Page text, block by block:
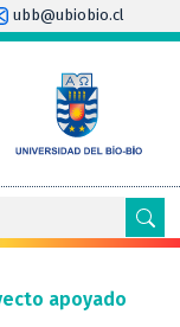
ubb@ubiobio.cl
apoyado